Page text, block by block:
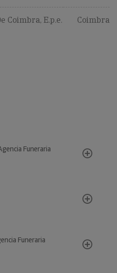
Coimbra, E.p.e. Coimbra
Funeraria
Funeraria